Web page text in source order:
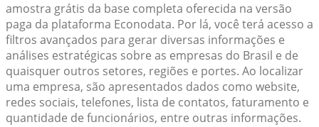
amostra grátis da base completa oferecida na versão
paga da plataforma Econodata. Por lá, você terá acesso a
filtros avançados para gerar diversas informações e
análises estratégicas sobre as empresas do Brasil e de
quaisquer outros setores, regiões e portes. Ao localizar
uma empresa, são apresentados dados como website,
redes sociais, telefones, lista de contatos, faturamento e
quantidade de funcionários, entre outras informações.